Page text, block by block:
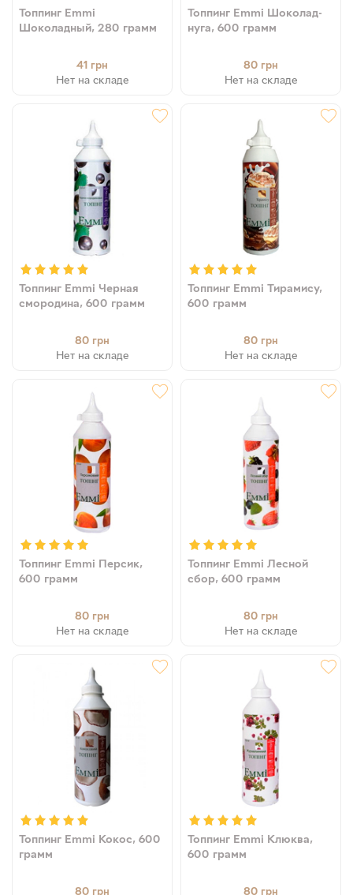
Топпинг Emmi
Шоколадный, 280 грамм
41 грн
Нет на складе
Топпинг Emmi Шоколад-
нуга, 600 грамм
80 грн
Нет на складе
Топпинг Emmi Черная
смородина, 600 грамм
80 грн
Нет на складе
Топпинг Emmi Тирамису,
600 грамм
80 грн
Нет на складе
Топпинг Emmi Персик,
600 грамм
80 грн
Нет на складе
Топпинг Emmi Лесной
сбор, 600 грамм
80 грн
Нет на складе
Топпинг Emmi Кокос, 600
грамм
80 грн
Топпинг Emmi Клюква,
600 грамм
80 грн